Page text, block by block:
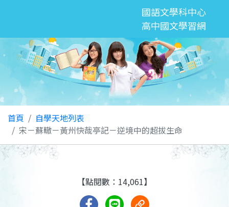
國語文學科中心
高中國文學習網
首頁
自學天地列表
宋－蘇轍－黃州快哉亭記－逆境中的超拔生命
【點閱數：14,061】